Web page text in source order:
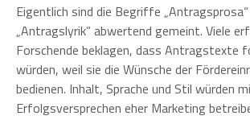
Eigentlich sind die Begriffe
„Antragslyrik“ abwertend gemeint. Viele
Forschende beklagen, dass Antragstexte
würden, weil sie die Wünsche der
bedienen. Inhalt, Sprache und Stil würden
Erfolgsversprechen eher Marketing